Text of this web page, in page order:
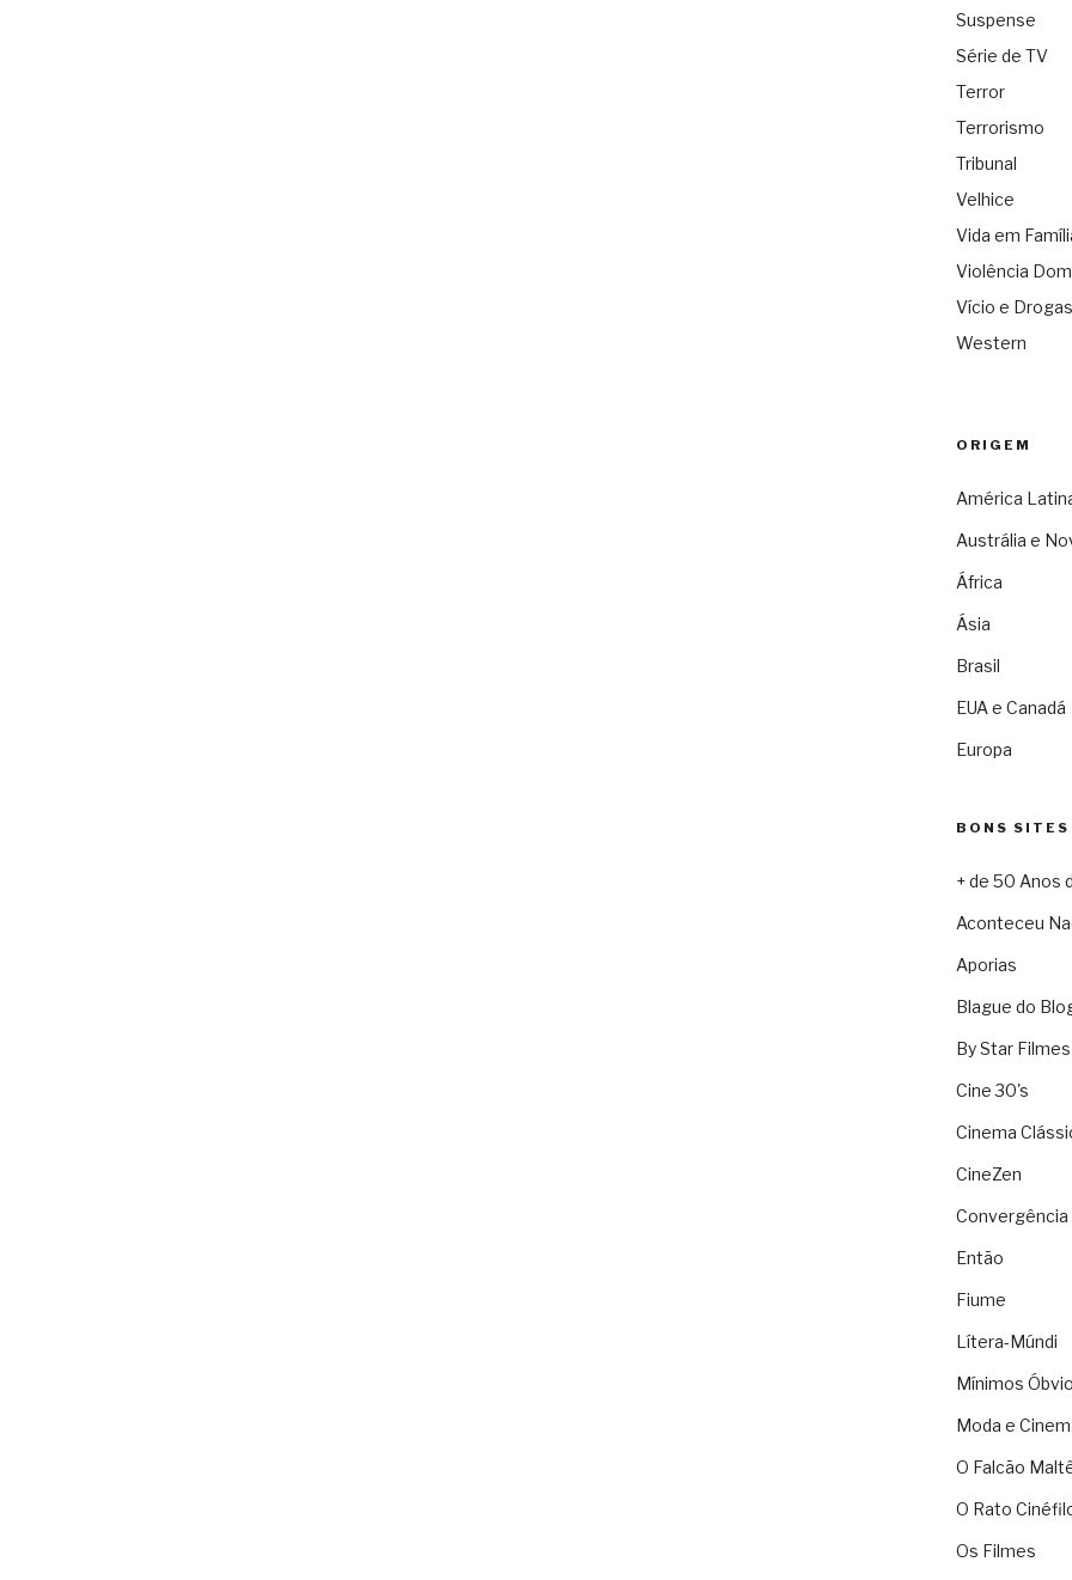
Suspense
Série de TV
Terror
Terrorismo
Tribunal
Velhice
Vida em
Violência
Vício e Drogas
Western
ORIGEM
América
Austrália e
África
Ásia
Brasil
EUA e Canadá
Europa
BONS SITES
+ de 50 Anos
Aconteceu
Aporias
Blague do
By Star Filmes
Cine 30's
Cinema
CineZen
Convergência
Então
Fiume
Lítera-Múndi
Mínimos
Moda e
O Falcão
O Rato
Os Filmes